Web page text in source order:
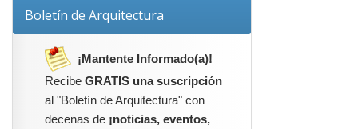
Boletín de Arquitectura
¡Mantente Informado(a)!
Recibe GRATIS una suscripción
al "Boletín de Arquitectura" con
decenas de ¡noticias, eventos,